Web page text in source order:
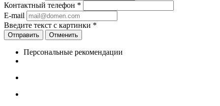
Контактный телефон *
E-mail
Введите текст с картинки *
Отменить
Персональные рекомендации